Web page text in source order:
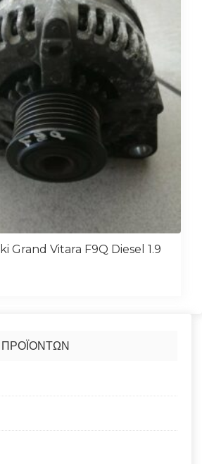
Grand Vitara F9Q Diesel 1.9
ΠΡΟΪΌΝΤΩΝ